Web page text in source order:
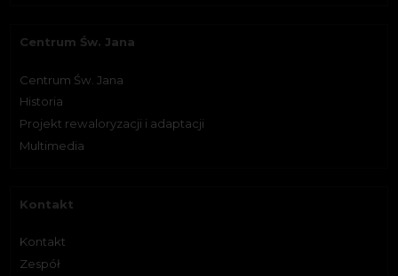
Centrum Św. Jana
Centrum Św. Jana
Historia
Projekt rewaloryzacji i adaptacji
Multimedia
Kontakt
Kontakt
Zespół